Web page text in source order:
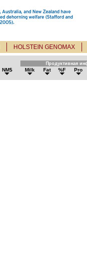
HOLSTEIN GENOMAX
Продуктивная
NM$ Milk Fat %F Pro